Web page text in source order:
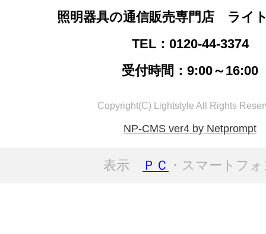
照明器具の通信販売専門店 ライ
TEL：0120-44-3374
受付時間：9:00～16:00
Copyright(C) Lightstyle All Rights
NP-CMS ver4 by Netprompt
表示 ＰＣ ・スマートフ